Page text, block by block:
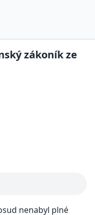
zákoník ze
nenabyl plné